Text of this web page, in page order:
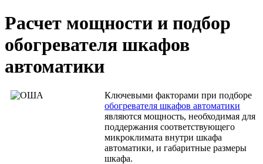
Расчет мощности и подбор
обогревателя шкафов
автоматики
Ключевыми факторами при подборе
обогревателя шкафов автоматики
являются мощность, необходимая для
поддержания соответствующего
микроклимата внутри шкафа
автоматики, и габаритные размеры
шкафа.